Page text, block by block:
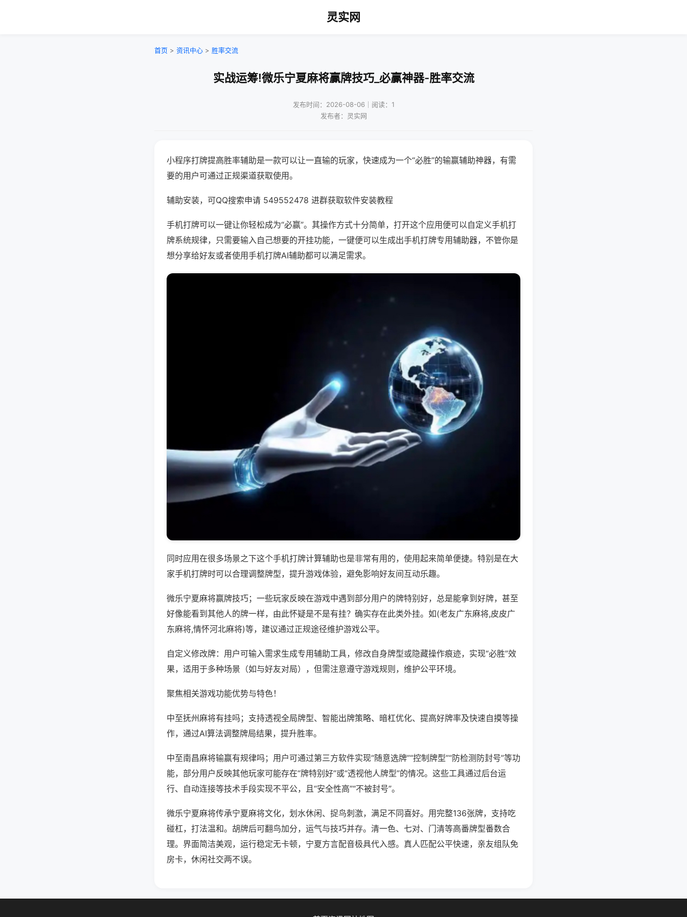
灵实网
首页 > 资讯中心 > 胜率交流
实战运筹!微乐宁夏麻将赢牌技巧_必赢神器-胜率交流
发布时间：2026-08-06｜阅读：1
发布者：灵实网
小程序打牌提高胜率辅助是一款可以让一直输的玩家，快速成为一个“必胜”的输赢辅助神器，有需
要的用户可通过正规渠道获取使用。
辅助安装，可QQ搜索申请 549552478 进群获取软件安装教程
手机打牌可以一键让你轻松成为“必赢”。其操作方式十分简单，打开这个应用便可以自定义手机打
牌系统规律，只需要输入自己想要的开挂功能，一键便可以生成出手机打牌专用辅助器，不管你是
想分享给好友或者使用手机打牌AI辅助都可以满足需求。
同时应用在很多场景之下这个手机打牌计算辅助也是非常有用的，使用起来简单便捷。特别是在大
家手机打牌时可以合理调整牌型，提升游戏体验，避免影响好友间互动乐趣。
微乐宁夏麻将赢牌技巧；一些玩家反映在游戏中遇到部分用户的牌特别好，总是能拿到好牌，甚至
好像能看到其他人的牌一样，由此怀疑是不是有挂？确实存在此类外挂。如(老友广东麻将,皮皮广
东麻将,情怀河北麻将)等，建议通过正规途径维护游戏公平。
自定义修改牌：用户可输入需求生成专用辅助工具，修改自身牌型或隐藏操作痕迹，实现“必胜”效
果，适用于多种场景（如与好友对局），但需注意遵守游戏规则，维护公平环境。
聚焦相关游戏功能优势与特色！
中至抚州麻将有挂吗；支持透视全局牌型、智能出牌策略、暗杠优化、提高好牌率及快速自摸等操
作，通过AI算法调整牌局结果，提升胜率。
中至南昌麻将输赢有规律吗；用户可通过第三方软件实现“随意选牌”“控制牌型”“防检测防封号”等功
能，部分用户反映其他玩家可能存在“牌特别好”或“透视他人牌型”的情况。这些工具通过后台运
行、自动连接等技术手段实现不平公，且“安全性高”“不被封号”。
微乐宁夏麻将传承宁夏麻将文化，划水休闲、捉鸟刺激，满足不同喜好。用完整136张牌，支持吃
碰杠，打法温和。胡牌后可翻鸟加分，运气与技巧并存。清一色、七对、门清等高番牌型番数合
理。界面简洁美观，运行稳定无卡顿，宁夏方言配音极具代入感。真人匹配公平快速，亲友组队免
房卡，休闲社交两不误。